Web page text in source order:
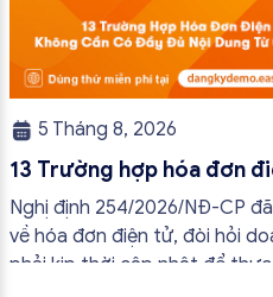
5 Tháng 8, 2026
13 Trường hợp hóa đơn
đủ nội dung từ 01/7/2026
Nghị định 254/2026/NĐ-CP
về hóa đơn điện tử, đòi hỏi
phải kịp thời cập nhật để